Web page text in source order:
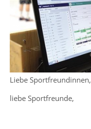
Liebe Sportfreundinnen,
liebe Sportfreunde,